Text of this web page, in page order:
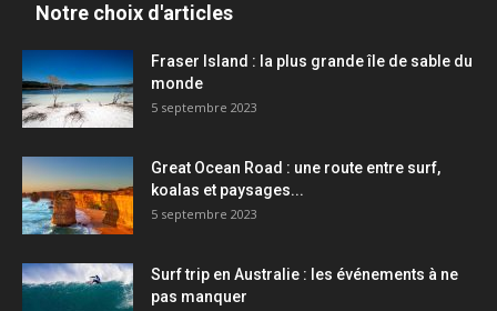
Notre choix d'articles
Fraser Island : la plus grande île de sable du
monde
5 septembre 2023
Great Ocean Road : une route entre surf,
koalas et paysages...
5 septembre 2023
Surf trip en Australie : les événements à ne
pas manquer